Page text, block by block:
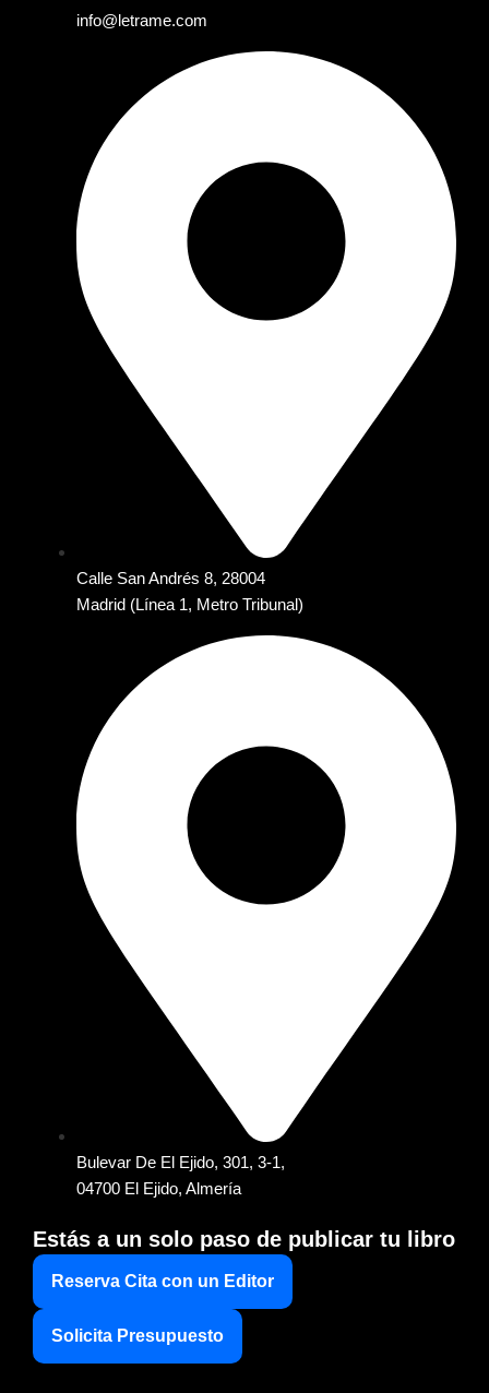
info@letrame.com
Calle San Andrés 8, 28004
Madrid (Línea 1, Metro Tribunal)
Bulevar De El Ejido, 301, 3-1,
04700 El Ejido, Almería
Estás a un solo paso de publicar tu libro
Reserva Cita con un Editor
Solicita Presupuesto